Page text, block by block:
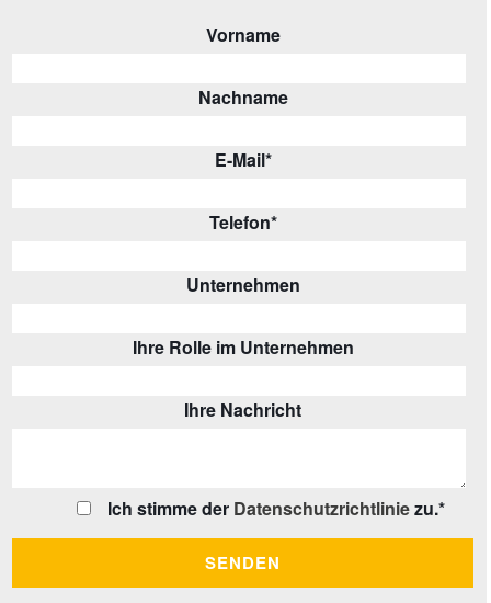
Vorname
Nachname
E-Mail*
Telefon*
Unternehmen
Ihre Rolle im Unternehmen
Ihre Nachricht
Ich stimme der Datenschutzrichtliniezu.*